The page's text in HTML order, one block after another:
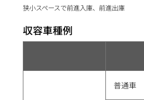
狭小スペースで前進入庫、前進出庫
収容車種例
普通車